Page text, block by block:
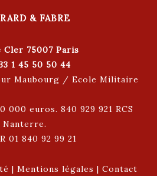
& FABRE
Cler 75007 Paris
1 45 50 50 44
Maubourg / Ecole Militaire
000 euros. 840 929 921 RCS
Nanterre.
01 840 92 99 21
| Mentions légales | Contact